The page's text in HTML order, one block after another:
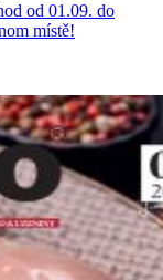
od 01.09. do
místě!